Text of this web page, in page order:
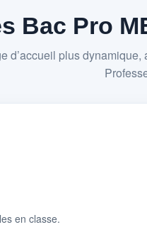
Bac Pro
d’accueil plus
en classe.